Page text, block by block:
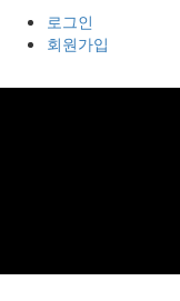
로그인
회원가입